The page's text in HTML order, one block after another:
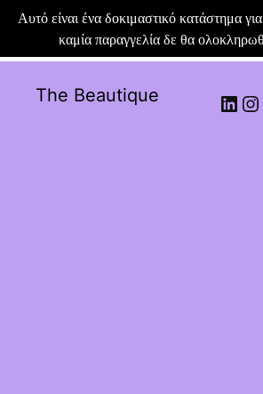
Αυτό είναι ένα δοκιμαστικό κατάστημα
καμία παραγγελία δε θα
The Beautique